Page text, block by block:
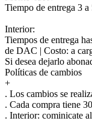
Tiempo de entrega 3
Interior:
Tiempos de entrega
de DAC | Costo: a
Si desea dejarlo
Políticas de cambios
+
. Los cambios se
. Cada compra tiene
. Interior: cominicate